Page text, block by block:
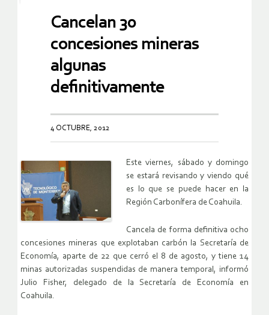
Cancelan 30
concesiones mineras
algunas
definitivamente
4 OCTUBRE, 2012
Este viernes, sábado y domingo
se estará revisando y viendo qué
es lo que se puede hacer en la
Región Carbonífera de Coahuila.
Cancela de forma definitiva ocho
concesiones mineras que explotaban carbón la Secretaría de
Economía, aparte de 22 que cerró el 8 de agosto, y tiene 14
minas autorizadas suspendidas de manera temporal, informó
Julio Fisher, delegado de la Secretaría de Economía en
Coahuila.